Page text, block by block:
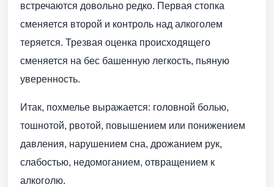
встречаются довольно редко. Первая стопка
сменяется второй и контроль над алкоголем
теряется. Трезвая оценка происходящего
сменяется на бес башенную легкость, пьяную
уверенность.
Итак, похмелье выражается: головной болью,
тошнотой, рвотой, повышением или понижением
давления, нарушением сна, дрожанием рук,
слабостью, недомоганием, отвращением к
алкоголю.